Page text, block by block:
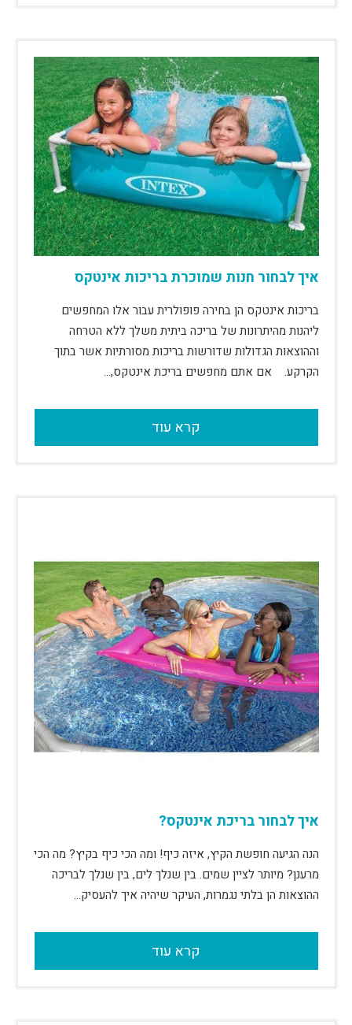
איך לבחור חנות שמוכרת בריכות אינטקס
בריכות אינטקס הן בחירה פופולרית עבור אלו המחפשים
ליהנות מהיתרונות של בריכה ביתית משלך ללא הטרחה
וההוצאות הגדולות שדורשות בריכות מסורתיות אשר בתוך
הקרקע. אם אתם מחפשים בריכת אינטקס,…
קרא עוד
איך לבחור בריכת אינטקס?
הנה הגיעה חופשת הקיץ, איזה כיף! ומה הכי כיף בקיץ? מה הכי
מרענן? מיותר לציין שמים. בין שנלך לים, בין שנלך לבריכה
ההוצאות הן בלתי נגמרות, העיקר שיהיה איך להעסיק…
קרא עוד